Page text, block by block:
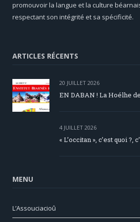
promouvoir la langue et la culture
respectant son intégrité et sa spécificité.
ARTICLES RÉCENTS
20 JUILLET 2026
EN DABAN ! La Hoélhe de
4 JUILLET 2026
« L’occitan », c’est quoi ?,
MENU
L’Assouciacioû